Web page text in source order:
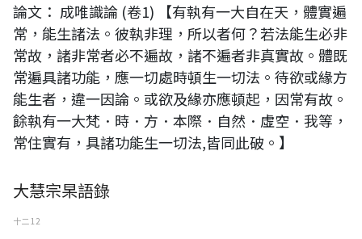
論文： 成唯識論 (卷1) 【有執有一大自在天，體實遍
常，能生諸法。彼執非理，所以者何？若法能生必非
常故，諸非常者必不遍故，諸不遍者非真實故。體既
常遍具諸功能，應一切處時頓生一切法。待欲或緣方
能生者，違一因論。或欲及緣亦應頓起，因常有故。
餘執有一大梵．時．方．本際．自然．虛空．我等，
常住實有，具諸功能生一切法,皆同此破。】
大慧宗杲語錄
十二 12